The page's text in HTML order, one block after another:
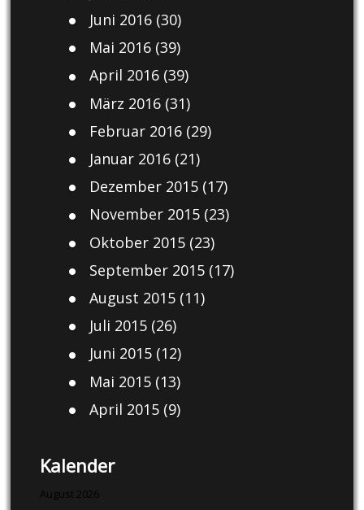
Juni 2016(30)
Mai 2016(39)
April 2016(39)
März 2016(31)
Februar 2016(29)
Januar 2016(21)
Dezember 2015(17)
November 2015(23)
Oktober 2015(23)
September 2015(17)
August 2015(11)
Juli 2015(26)
Juni 2015(12)
Mai 2015(13)
April 2015(9)
Kalender
August 2026